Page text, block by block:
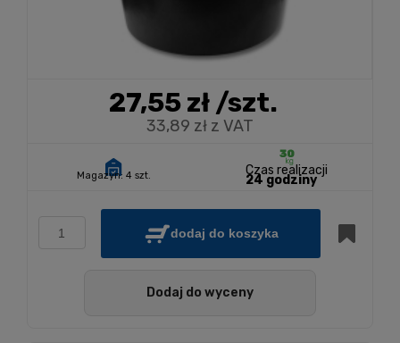
27,55 zł/szt.
33,89 zł z VAT
Magazyn: 4 szt. Czas realizacji
24 godziny
dodaj do koszyka
Dodaj do wyceny